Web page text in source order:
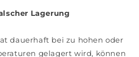
Lagerung
dauerhaft bei zu hohen oder
gelagert wird, können